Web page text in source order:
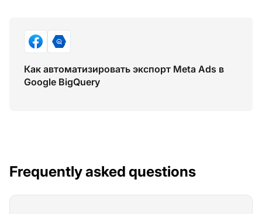
Как автоматизировать экспорт Meta Ads в
Google BigQuery
Frequently asked questions